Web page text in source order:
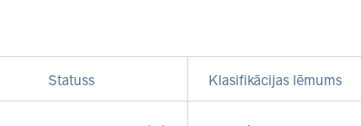
Statuss Klasifikācijas lēmums